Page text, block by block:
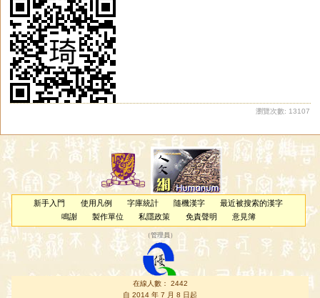
瀏覽次數: 13107
新手入門 使用凡例 字庫統計 隨機漢字
最近被搜索的漢字
鳴謝
製作單位 私隱政策 免責聲明 意見簿
（管理員 ）
在線人數： 2442
自 2014 年 7 月 8 日起